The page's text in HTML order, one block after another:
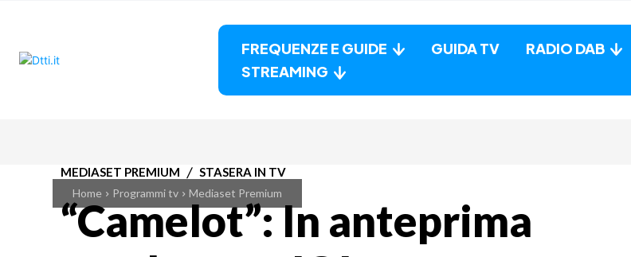
FREQUENZE E GUIDE GUIDA TV RADIO DAB
STREAMING
Home Programmi tv Mediaset Premium
MEDIASET PREMIUM STASERA IN TV
“Camelot”: In anteprima